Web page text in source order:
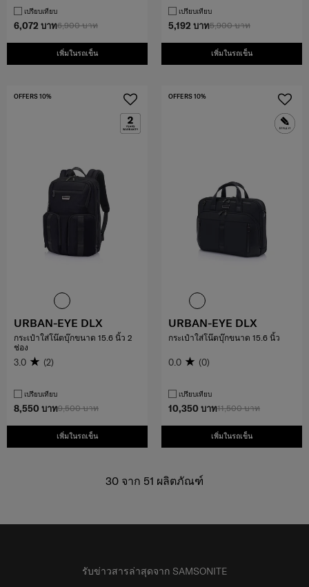
6,900 บาท
6,072 บาท
เพิ่มในรถเข็น
เปรียบเทียบ
5,900 บาท
5,192 บาท
เพิ่มในรถเข็น
เปรียบเทียบ
9,500 บาท
8,550 บาท
เพิ่มในรถเข็น
OFFERS 10%
URBAN-EYE DLX
กระเป๋าใส่โน๊ตบุ๊กขนาด 15.6 นิ้ว 2
ช่อง
3.0 (2)
เปรียบเทียบ
11,500 บาท
10,350 บาท
เพิ่มในรถเข็น
OFFERS 10%
URBAN-EYE DLX
กระเป๋าใส่โน๊ตบุ๊กขนาด 15.6 นิ้ว
0.0 (0)
เปรียบเทียบ
30 จาก 51 ผลิตภัณฑ์
รับข่าวสารล่าสุดจาก SAMSONITE